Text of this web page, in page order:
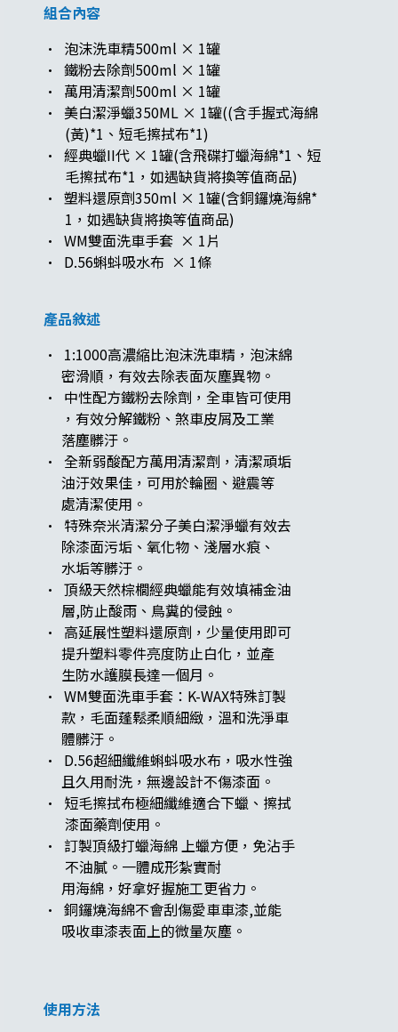
組合內容
· 泡沫洗車精500ml × 1罐
· 鐵粉去除劑500ml × 1罐
· 萬用清潔劑500ml × 1罐
· 美白潔淨蠟350ML × 1罐((含手握式海綿
(黃)*1、短毛擦拭布*1)
· 經典蠟II代 × 1罐(含飛碟打蠟海綿*1、短
毛擦拭布*1，如遇缺貨將換等值商品)
· 塑料還原劑350ml × 1罐(含銅鑼燒海綿*
1，如遇缺貨將換等值商品)
· WM雙面洗車手套 × 1片
· D.56蝌蚪吸水布 × 1條
產品敘述
· 1:1000高濃縮比泡沫洗車精，泡沫綿
密滑順，有效去除表面灰塵異物。
· 中性配方鐵粉去除劑，全車皆可使用
，有效分解鐵粉、煞車皮屑及工業
落塵髒汙。
· 全新弱酸配方萬用清潔劑，清潔頑垢
油汙效果佳，可用於輪圈、避震等
處清潔使用。
· 特殊奈米清潔分子美白潔淨蠟有效去
除漆面污垢、氧化物、淺層水痕、
水垢等髒汙。
· 頂級天然棕櫚經典蠟能有效填補金油
層,防止酸雨、鳥糞的侵蝕。
· 高延展性塑料還原劑，少量使用即可
提升塑料零件亮度防止白化，並產
生防水護膜長達一個月。
· WM雙面洗車手套：K-WAX特殊訂製
款，毛面蓬鬆柔順細緻，溫和洗淨車
體髒汙。
· D.56超細纖維蝌蚪吸水布，吸水性強
且久用耐洗，無邊設計不傷漆面。
· 短毛擦拭布極細纖維適合下蠟、擦拭
漆面藥劑使用。
· 訂製頂級打蠟海綿 上蠟方便，免沾手
不油膩。一體成形紮實耐
用海綿，好拿好握施工更省力。
· 銅鑼燒海綿不會刮傷愛車車漆,並能
吸收車漆表面上的微量灰塵。
使用方法